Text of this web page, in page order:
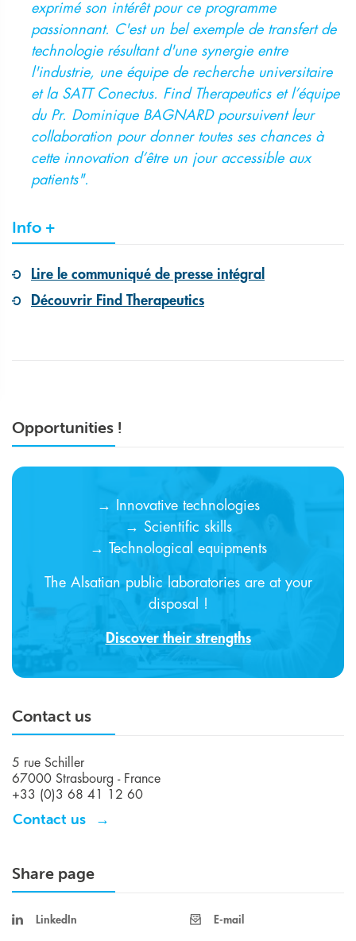
exprimé son intérêt pour ce programme
passionnant. C'est un bel exemple de transfert de
technologie résultant d'une synergie entre
l'industrie, une équipe de recherche universitaire
et la SATT Conectus. Find Therapeutics et l’équipe
du Pr. Dominique BAGNARD poursuivent leur
collaboration pour donner toutes ses chances à
cette innovation d’être un jour accessible aux
patients".
Info +
Lire le communiqué de presse intégral
Découvrir Find Therapeutics
Opportunities !
→ Innovative technologies
→ Scientific skills
→ Technological equipments
The Alsatian public laboratories are at your
disposal !
Discover their strengths
Contact us
5 rue Schiller
67000 Strasbourg - France
+33 (0)3 68 41 12 60
Contact us
Share page
LinkedIn E-mail